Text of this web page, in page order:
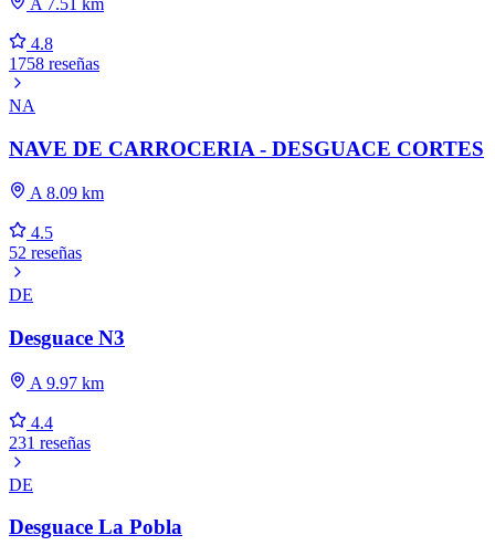
4.8
1758 reseñas
NA
NAVE DE CARROCERIA - DESGUACE CORTES
A 8.09 km
4.5
52 reseñas
DE
Desguace N3
A 9.97 km
4.4
231 reseñas
DE
Desguace La Pobla